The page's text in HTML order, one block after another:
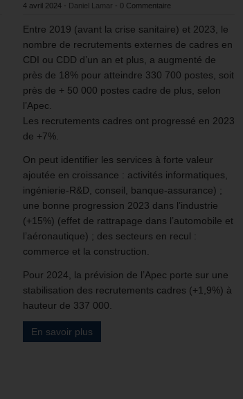
4 avril 2024 - Daniel Lamar - 0 Commentaire
Entre 2019 (avant la crise sanitaire) et 2023, le
nombre de recrutements externes de cadres en
CDI ou CDD d’un an et plus, a augmenté de
près de 18% pour atteindre 330 700 postes, soit
près de + 50 000 postes cadre de plus, selon
l’Apec.
Les recrutements cadres ont progressé en 2023
de +7%.
On peut identifier les services à forte valeur
ajoutée en croissance : activités informatiques,
ingénierie-R&D, conseil, banque-assurance) ;
une bonne progression 2023 dans l’industrie
(+15%) (effet de rattrapage dans l’automobile et
l’aéronautique) ; des secteurs en recul :
commerce et la construction.
Pour 2024, la prévision de l’Apec porte sur une
stabilisation des recrutements cadres (+1,9%) à
hauteur de 337 000.
En savoir plus